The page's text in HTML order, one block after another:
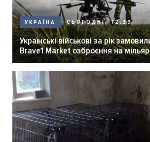
УКРАЇНА СЬОГОДНІ, 12:39
Українські військові за рік
Brave1 Market озброєння на